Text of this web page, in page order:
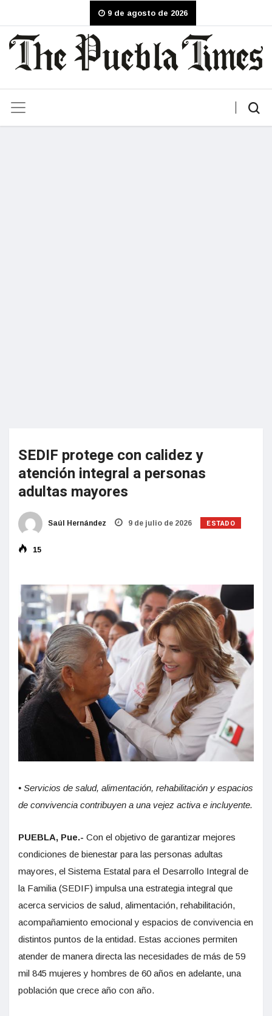
9 de agosto de 2026
SEDIF protege con calidez y
atención integral a personas
adultas mayores
Saúl Hernández 9 de julio de 2026 ESTADO
15
• Servicios de salud, alimentación, rehabilitación y espacios
de convivencia contribuyen a una vejez activa e incluyente.
PUEBLA, Pue.- Con el objetivo de garantizar mejores
condiciones de bienestar para las personas adultas
mayores, el Sistema Estatal para el Desarrollo Integral de
la Familia (SEDIF) impulsa una estrategia integral que
acerca servicios de salud, alimentación, rehabilitación,
acompañamiento emocional y espacios de convivencia en
distintos puntos de la entidad. Estas acciones permiten
atender de manera directa las necesidades de más de 59
mil 845 mujeres y hombres de 60 años en adelante, una
población que crece año con año.